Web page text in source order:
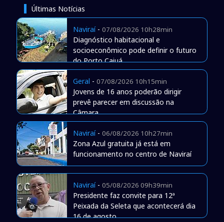
Últimas Notícias
Naviraí- 07/08/2026 10h28min
Diagnóstico habitacional e
socioeconômico pode definir o futuro
do Porto Caiuá
Geral - 07/08/2026 10h15min
Jovens de 16 anos poderão dirigir
prevê parecer em discussão na
Câmara
Naviraí- 06/08/2026 10h27min
Zona Azul gratuita já está em
funcionamento no centro de Naviraí
Naviraí- 05/08/2026 09h39min
Presidente faz convite para 12ª
Peixada da Seleta que acontecerá dia
16 de agosto